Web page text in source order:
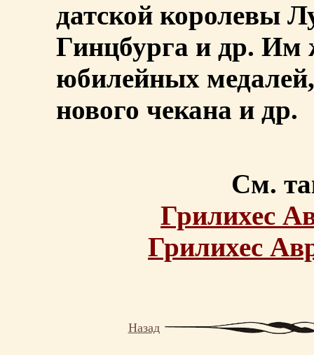
датской королевы
Гинцбурга и др. Им
юбилейных
нового чекана и др.
См.
Грилихес
Грилихес
Назад